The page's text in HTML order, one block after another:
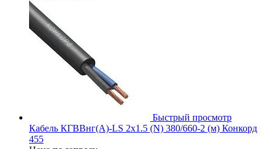
Быстрый просмотр
Кабель КГВВнг(А)-LS 2х1.5 (N) 380/660-2 (м) Конкорд
455